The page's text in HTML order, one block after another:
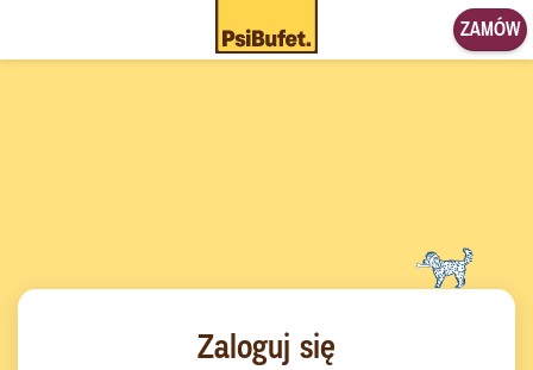
ZAMÓW
Zaloguj się